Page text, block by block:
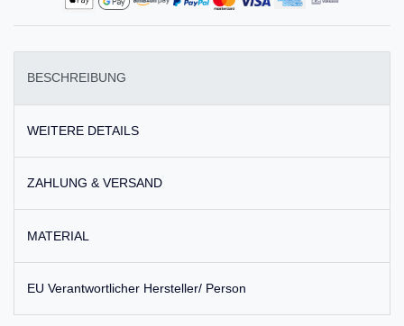
BESCHREIBUNG
WEITERE DETAILS
ZAHLUNG & VERSAND
MATERIAL
EU Verantwortlicher Hersteller/ Person